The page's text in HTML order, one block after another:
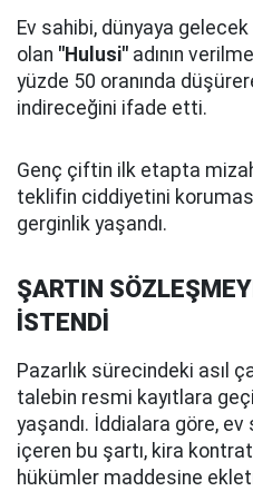
Ev sahibi, dünyaya
olan "Hulusi" adının
yüzde 50 oranında
indireceğini ifade etti.
Genç çiftin ilk etapta
teklifin ciddiyetini
gerginlik yaşandı.
ŞARTIN
İSTENDİ
Pazarlık sürecindeki asıl
talebin resmi kayıtlara
yaşandı. İddialara göre,
içeren bu şartı, kira
hükümler maddesine